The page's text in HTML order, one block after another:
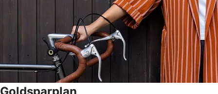
Goldsparplan